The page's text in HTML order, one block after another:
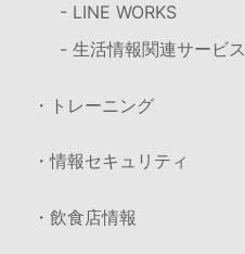
- LINE WORKS
- 生活情報関連サービス
・トレーニング
・情報セキュリティ
・飲食店情報